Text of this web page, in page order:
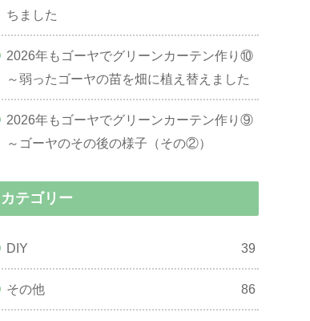
ちました
2026年もゴーヤでグリーンカーテン作り⑩
～弱ったゴーヤの苗を畑に植え替えました
2026年もゴーヤでグリーンカーテン作り⑨
～ゴーヤのその後の様子（その②）
カテゴリー
DIY 39
その他 86